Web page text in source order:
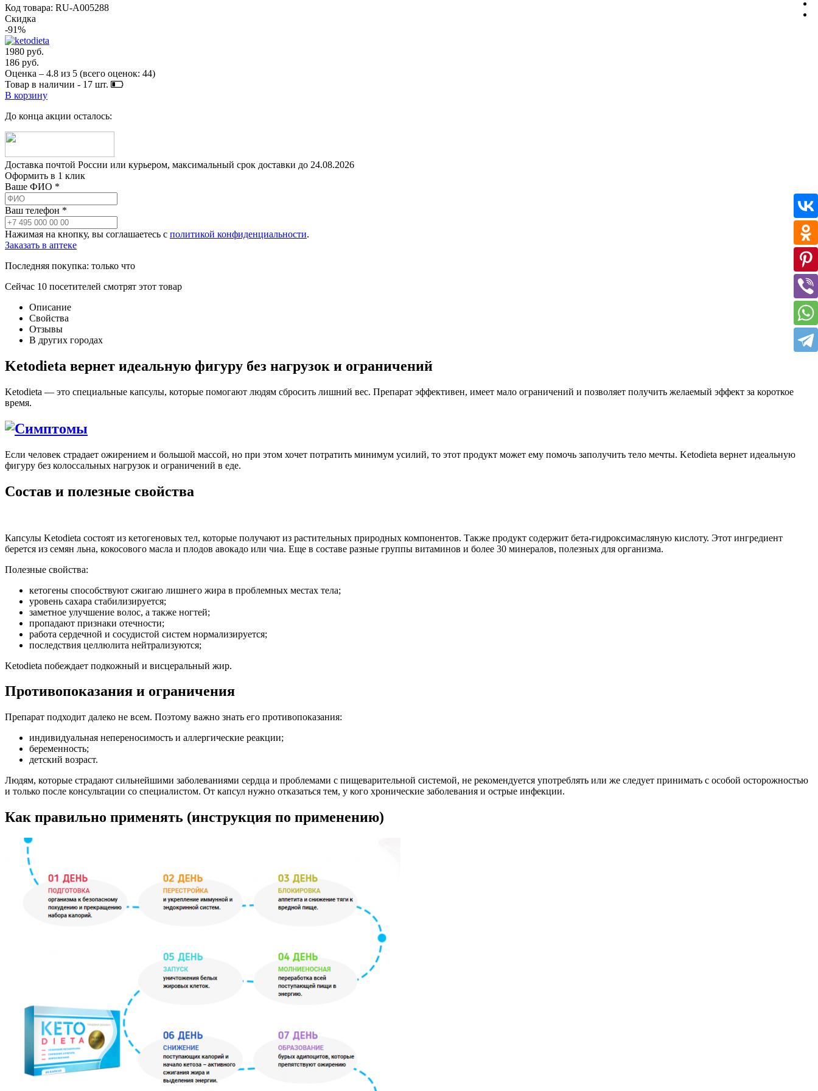
Код товара: RU-A005288
Скидка
-91%
1980 руб.
186 руб.
Оценка – 4.8 из 5 (всего оценок: 44)
Товар в наличии - 17 шт.
В корзину
До конца акции осталось:
Доставка почтой России или курьером, максимальный срок доставки до 24.08.2026
Оформить в 1 клик
Ваше ФИО *
Ваш телефон *
Нажимая на кнопку, вы соглашаетесь с политикой конфиденциальности.
Заказать в аптеке
Последняя покупка: только что
Сейчас 10 посетителей смотрят этот товар
Описание
Свойства
Отзывы
В других городах
Ketodieta вернет идеальную фигуру без нагрузок и ограничений
Ketodieta — это специальные капсулы, которые помогают людям сбросить лишний вес. Препарат эффективен, имеет мало ограничений и позволяет получить желаемый эффект за короткое
время.
Если человек страдает ожирением и большой массой, но при этом хочет потратить минимум усилий, то этот продукт может ему помочь заполучить тело мечты. Ketodieta вернет идеальную
фигуру без колоссальных нагрузок и ограничений в еде.
Состав и полезные свойства
Капсулы Ketodieta состоят из кетогеновых тел, которые получают из растительных природных компонентов. Также продукт содержит бета-гидроксимасляную кислоту. Этот ингредиент
берется из семян льна, кокосового масла и плодов авокадо или чиа. Еще в составе разные группы витаминов и более 30 минералов, полезных для организма.
Полезные свойства:
кетогены способствуют сжигаю лишнего жира в проблемных местах тела;
уровень сахара стабилизируется;
заметное улучшение волос, а также ногтей;
пропадают признаки отечности;
работа сердечной и сосудистой систем нормализируется;
последствия целлюлита нейтрализуются;
Ketodieta побеждает подкожный и висцеральный жир.
Противопоказания и ограничения
Препарат подходит далеко не всем. Поэтому важно знать его противопоказания:
индивидуальная непереносимость и аллергические реакции;
беременность;
детский возраст.
Людям, которые страдают сильнейшими заболеваниями сердца и проблемами с пищеварительной системой, не рекомендуется употреблять или же следует принимать с особой осторожностью
и только после консультации со специалистом. От капсул нужно отказаться тем, у кого хронические заболевания и острые инфекции.
Как правильно применять (инструкция по применению)